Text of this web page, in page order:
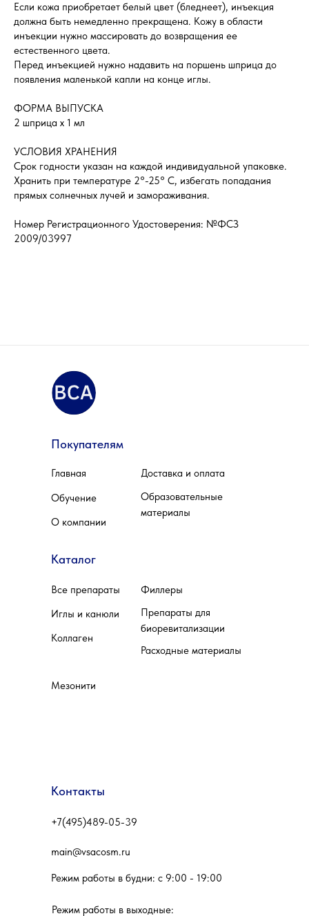
Если кожа приобретает белый цвет (бледнеет), инъекция
должна быть немедленно прекращена. Кожу в области
инъекции нужно массировать до возвращения ее
естественного цвета.
Перед инъекцией нужно надавить на поршень шприца до
появления маленькой капли на конце иглы.
ФОРМА ВЫПУСКА
2 шприца х 1 мл
УСЛОВИЯ ХРАНЕНИЯ
Срок годности указан на каждой индивидуальной упаковке.
Хранить при температуре 2°-25° C, избегать попадания
прямых солнечных лучей и замораживания.
Номер Регистрационного Удостоверения: №ФСЗ
2009/03997
Покупателям
Контакты
Режим работы в будни: c 9:00 - 19:00
Режим работы в выходные:
Каталог
Все препараты
Иглы и канюли
Коллаген
Мезонити
Препараты для
биоревитализации
Филлеры
Расходные материалы
Главная
Обучение
О компании
Доставка и оплата
Образовательные
материалы
+7(495)489-05-39
main@vsacosm.ru